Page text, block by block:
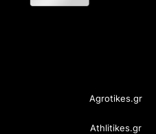
Agrotikes.gr
Athlitikes.gr